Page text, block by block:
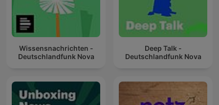
Wissensnachrichten -
Deutschlandfunk Nova
Deep Talk -
Deutschlandfunk Nova